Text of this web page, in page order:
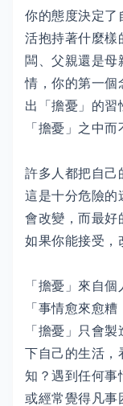
你的態度決定了
活抱持著什麼樣
闆、父親還是母
情，你的第一個
出「擔憂」的習
「擔憂」之中而
許多人都把自己
這是十分危險的
會改變，而最好
如果你能接受，
「擔憂」來自
「事情愈來愈
「擔憂」只會
下自己的生活，
知？遇到任何事
或經常覺得凡事